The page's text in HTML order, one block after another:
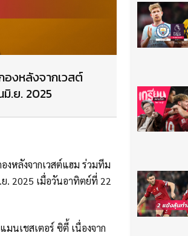
องหลังจากเวสต์
.ย. 2025
งหลังจากเวสต์แฮม ร่วมทีม
. 2025 เมื่อวันอาทิตย์ที่ 22
นเชสเตอร์ ซิตี้ เนื่องจาก